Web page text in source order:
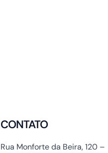
CONTATO
Rua Monforte da Beira, 120 –